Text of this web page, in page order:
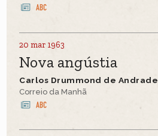
20 mar 1963
Nova angústia
Carlos Drummond de Andrade
Correio da Manhã